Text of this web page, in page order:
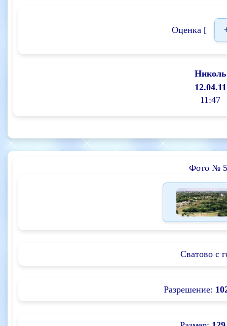
Оценка [
Николь
12.04.11
11:47
Фото №
Сватово с
Разрешение: